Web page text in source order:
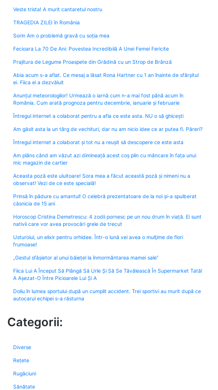
Veste trista! A murit cantaretul nostru
TRAGEDIA ZILEI în România
Sorin Am o problemă gravă cu soția mea
Fecioara La 70 De Ani: Povestea Incredibilă A Unei Femei Fericite
Prajitura de Legume Proaspete din Grădină cu un Strop de Brânză
Abia acum s-a aflat. Ce mesaj a lăsat Rona Hartner cu 1 an înainte de sfârșitul
ei. Fiica ei a dezvăluit
Anunțul meteorologilor! Urmează o iarnă cum n-a mai fost până acum în
România. Cum arată prognoza pentru decembrie, ianuarie și februarie
Întregul internet a colaborat pentru a afla ce este asta. NU o să ghicești
Am găsit asta la un târg de vechituri, dar nu am nicio idee ce ar putea fi. Păreri?
Întregul internet a colaborat și tot nu a reușit să descopere ce este asta
Am plâns când am văzut azi dimineață acest coș plin cu mâncare în fața unui
mic magazin de cartier
Aceasta poză este uluitoare! Sora mea a făcut această poză și nimeni nu a
observat! Vezi de ce este specială!
Prinsă în pădure cu amantul! O celebră prezentatoare de la noi și-a spulberat
căsnicia de 15 ani
Horoscop Cristina Demetrescu: 4 zodii pornesc pe un nou drum în viață. Ei sunt
nativii care vor avea provocări grele de trecut
Usturoiul, un elixir pentru orhidee. Într-o lună vei avea o mulţime de flori
frumoase!
„Gestul sfâșietor al unui băiețel la înmormântarea mamei sale”
Fiica Lui A Început Să Plângă Să Urle Și Să Se Tăvălească În Supermarket Tatăl
A Așezat-O Între Picioarele Lui Și A
Doliu în lumea sportului după un cumplit accident. Trei sportivi au murit după ce
autocarul echipei s-a răsturna
Categorii:
Diverse
Rețete
Rugăciuni
Sănătate